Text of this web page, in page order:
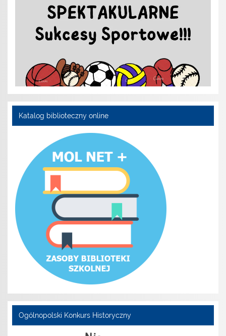
Katalog biblioteczny online
Ogólnopolski Konkurs Historyczny